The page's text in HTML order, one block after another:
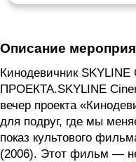
Описание
Кинодевичник
ПРОЕКТА.SKYLINE
вечер проекта
для подруг, где мы
показ культового
(2006). Этот фильм —